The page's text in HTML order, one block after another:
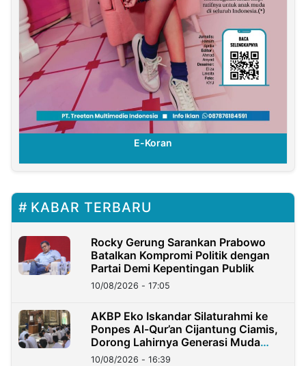
E-Koran
KABAR TERBARU
Rocky Gerung Sarankan Prabowo
Batalkan Kompromi Politik dengan
Partai Demi Kepentingan Publik
10/08/2026 - 17:05
AKBP Eko Iskandar Silaturahmi ke
Ponpes Al-Qur’an Cijantung Ciamis,
Dorong Lahirnya Generasi Muda
Berkarakter
10/08/2026 - 16:39